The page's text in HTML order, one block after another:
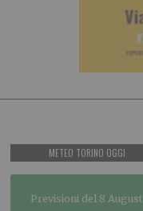
METEO TORINO OGGI
Previsioni del 8 August